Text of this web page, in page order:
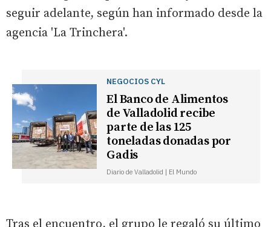
seguir adelante, según han informado desde la
agencia 'La Trinchera'.
NEGOCIOS CYL
El Banco de Alimentos
de Valladolid recibe
parte de las 125
toneladas donadas por
Gadis
Diario de Valladolid | El Mundo